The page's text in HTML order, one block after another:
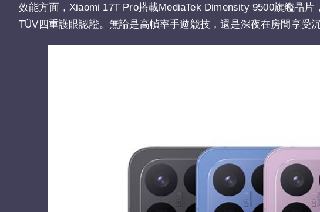
效能方面，Xiaomi 17T Pro搭載MediaTek Dimensity 9500旗艦晶
TÜV四重護眼認證。無論是高幀率手遊競技，還是深夜在房間享受